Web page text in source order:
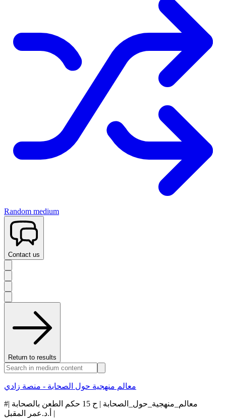
Random medium
Contact us
Return to results
معالم منهجية حول الصحابة - منصة زادي
#معالم_منهجية_حول_الصحابة | ح 15 حكم الطعن بالصحابة |
أ.د.عمر المقبل |